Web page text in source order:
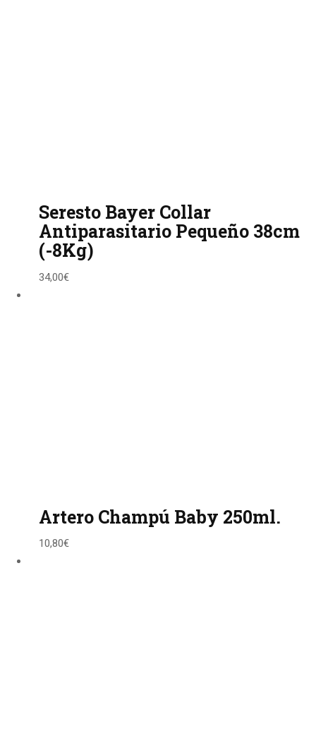
Seresto Bayer Collar
Antiparasitario Pequeño 38cm
(-8Kg)
34,00€
Artero Champú Baby 250ml.
10,80€